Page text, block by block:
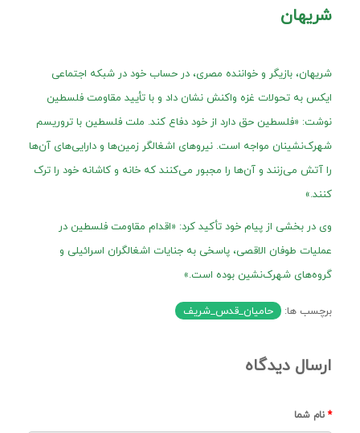
شریهان
شریهان، بازیگر و خواننده مصری، در حساب خود در شبکه اجتماعی
ایکس به تحولات غزه واکنش نشان داد و با تأیید مقاومت فلسطین
نوشت: «فلسطین حق دارد از خود دفاع کند. ملت فلسطین با تروریسم
شهرک‌نشینان مواجه است. نیروهای اشغالگر زمین‌ها و دارایی‌های آن‌ها
را آتش می‌زنند و آن‌ها را مجبور می‌کنند که خانه و کاشانه خود را ترک
کنند.»
وی در بخشی از پیام خود تأکید کرد: «اقدام مقاومت فلسطین در
عملیات طوفان الاقصی، پاسخی به جنایات اشغالگران اسرائیلی و
گروه‌های شهرک‌نشین بوده است.»
برچسب ها: حامیان_قدس_شریف
ارسال دیدگاه
نام شما